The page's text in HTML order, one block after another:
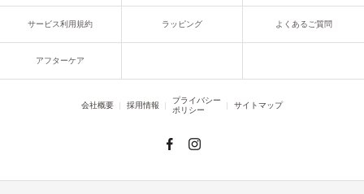
サービス利用規約 ラッピング よくあるご質問
アフターケア
会社概要 採用情報
プライバシー
ポリシー
サイトマップ